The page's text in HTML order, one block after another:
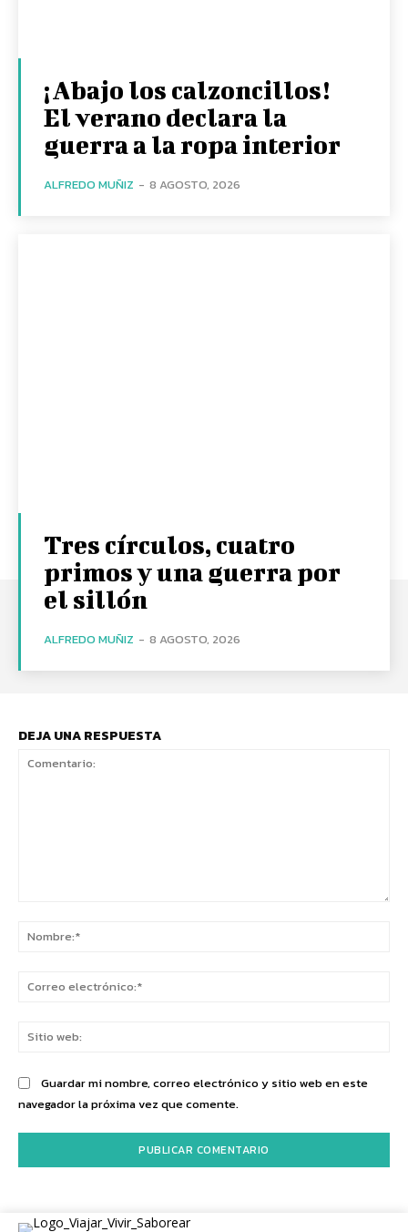
¡Abajo los calzoncillos!
El verano declara la
guerra a la ropa interior
ALFREDO MUÑIZ - 8 AGOSTO, 2026
Tres círculos, cuatro
primos y una guerra por
el sillón
ALFREDO MUÑIZ - 8 AGOSTO, 2026
DEJA UNA RESPUESTA
Guardar mi nombre, correo electrónico y sitio web en este
navegador la próxima vez que comente.